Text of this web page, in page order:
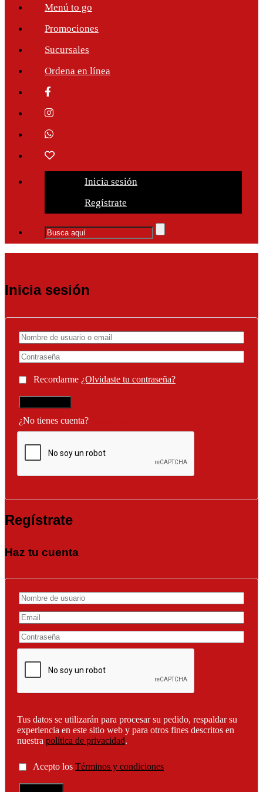
Menú to go
Promociones
Sucursales
Ordena en línea
Inicia sesión
Regístrate
Inicia sesión
Recordarme ¿Olvidaste tu contraseña?
¿No tienes cuenta?
Regístrate
Haz tu cuenta
Tus datos se utilizarán para procesar su pedido, respaldar su
experiencia en este sitio web y para otros fines descritos en
nuestra política de privacidad.
Acepto los Términos y condiciones